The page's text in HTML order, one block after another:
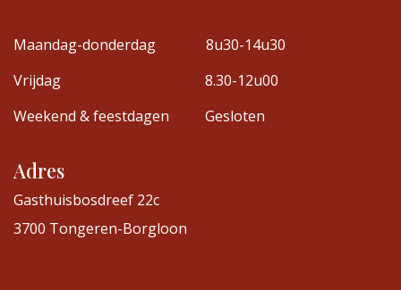
Maandag-donderdag
8u30-14u30
Vrijdag
8.30-12u00
Weekend & feestdagen
Gesloten
Adres
Gasthuisbosdreef 22c
3700 Tongeren-Borgloon